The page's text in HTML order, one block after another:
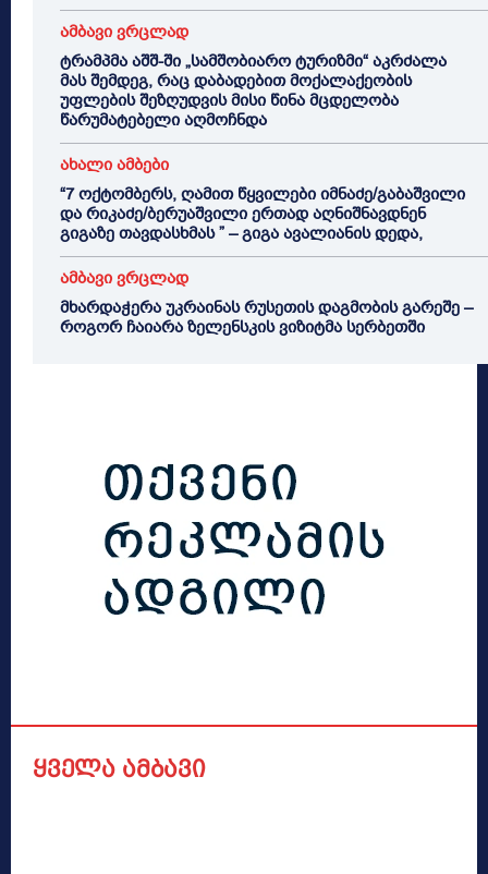
ამბავი ვრცლად
ტრამპმა აშშ-ში „სამშობიარო ტურიზმი“ აკრძალა
მას შემდეგ, რაც დაბადებით მოქალაქეობის
უფლების შეზღუდვის მისი წინა მცდელობა
წარუმატებელი აღმოჩნდა
ახალი ამბები
“7 ოქტომბერს, ღამით წყვილები იმნაძე/გაბაშვილი
და რიკაძე/ბერუაშვილი ერთად აღნიშნავდნენ
გიგაზე თავდასხმას ” – გიგა ავალიანის დედა,
ამბავი ვრცლად
მხარდაჭერა უკრაინას რუსეთის დაგმობის გარეშე –
როგორ ჩაიარა ზელენსკის ვიზიტმა სერბეთში
ყველა ამბავი